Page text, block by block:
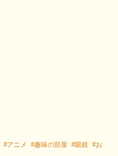
#アニメ #趣味の部屋 #眼鏡 #お